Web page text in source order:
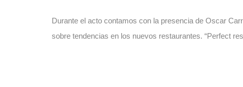
Durante el acto contamos con la presencia de Oscar
sobre tendencias en los nuevos restaurantes. “Perfect